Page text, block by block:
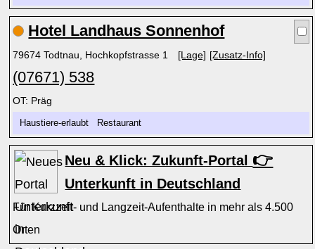
Hotel Landhaus Sonnenhof
79674 Todtnau, Hochkopfstrasse 1 [Lage] [Zusatz-Info]
(07671) 538
OT: Präg
Haustiere-erlaubt Restaurant
Neu & Klick: Zukunft-Portal 👉
Unterkunft in Deutschland
Für Kurzzeit- und Langzeit-Aufenthalte in mehr als 4.500
Orten